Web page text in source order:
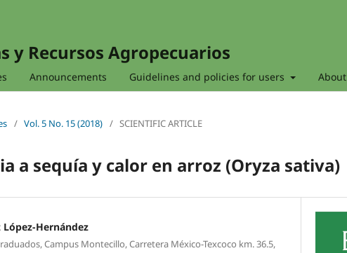
y Recursos Agropecuarios
Announcements Guidelines and policies for users About
/ Vol. 5 No. 15 (2018) / SCIENTIFIC ARTICLE
a sequía y calor en arroz (Oryza sativa)
Hernández
Campus Montecillo, Carretera México-Texcoco km. 36.5,